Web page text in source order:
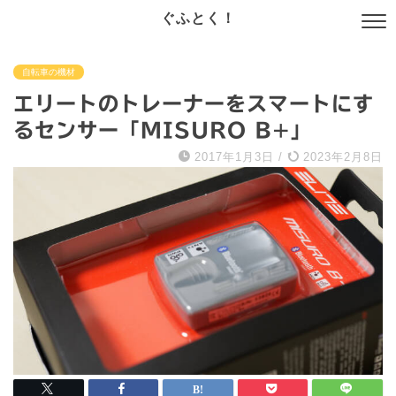
ぐふとく！
自転車の機材
エリートのトレーナーをスマートにす
るセンサー「MISURO B+」
2017年1月3日 / 2023年2月8日